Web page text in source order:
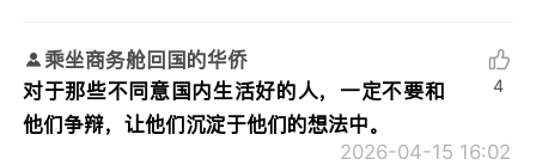
乘坐商务舱回国的华侨
对于那些不同意国内生活好的人，一定不要和
他们争辩，让他们沉淀于他们的想法中。
2026-04-15 16:02
4